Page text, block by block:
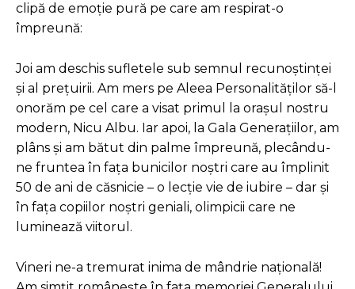
clipă de emoție pură pe care am respirat-o
împreună:
Joi am deschis sufletele sub semnul recunoștinței
și al prețuirii. Am mers pe Aleea Personalităților să-l
onorăm pe cel care a visat primul la orașul nostru
modern, Nicu Albu. Iar apoi, la Gala Generațiilor, am
plâns și am bătut din palme împreună, plecându-
ne fruntea în fața bunicilor noștri care au împlinit
50 de ani de căsnicie – o lecție vie de iubire – dar și
în fața copiilor noștri geniali, olimpicii care ne
luminează viitorul.
Vineri ne-a tremurat inima de mândrie națională!